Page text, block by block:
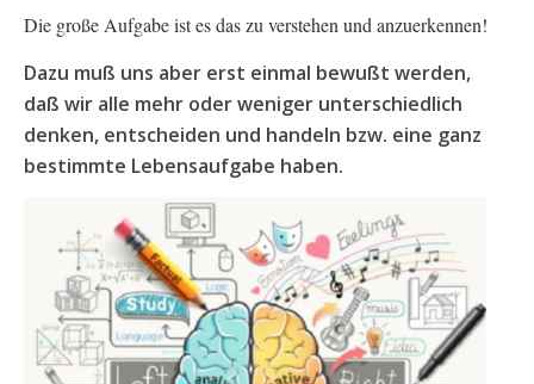
Die große Aufgabe ist es das zu verstehen und anzuerkennen!
Dazu muß uns aber erst einmal bewußt werden,
daß wir alle mehr oder weniger unterschiedlich
denken, entscheiden und handeln bzw. eine ganz
bestimmte Lebensaufgabe haben.